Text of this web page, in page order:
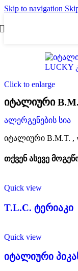
Skip to navigation
Click to enlarge
იტალიური
ალერგენების სია
იტალიური B.M.T. ,
თქვენ ასევე
Quick view
T.L.C. ტერიაკი
Quick view
იტალიური